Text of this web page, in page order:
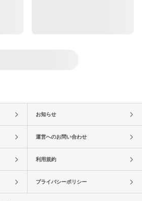
お知らせ
運営へのお問い合わせ
利用規約
プライバシーポリシー